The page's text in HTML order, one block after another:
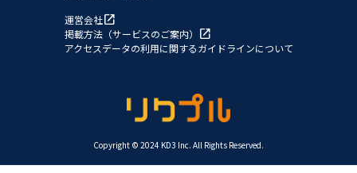
運営会社open_in_new
掲載方法（サービスのご案内） open_in_new
アクセスデータの利用に関するガイドラインについて
Copyright © 2024 KD3 Inc. All Rights Reserved.